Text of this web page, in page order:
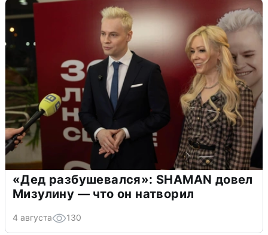
«Дед разбушевался»: SHAMAN довел
Мизулину — что он натворил
4 августа 130